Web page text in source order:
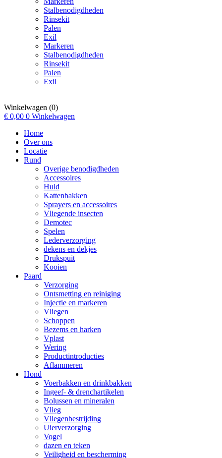
Stalbenodigdheden
Rinsekit
Palen
Exil
Markeren
Stalbenodigdheden
Rinsekit
Palen
Exil
Winkelwagen (0)
€ 0,00 0 Winkelwagen
Home
Over ons
Locatie
Rund
Overige benodigdheden
Accessoires
Huid
Kattenbakken
Sprayers en accessoires
Vliegende insecten
Demotec
Spelen
Lederverzorging
dekens en dekjes
Drukspuit
Kooien
Paard
Verzorging
Ontsmetting en reiniging
Injectie en markeren
Vliegen
Schoppen
Bezems en harken
Vplast
Wering
Productintroducties
Aflammeren
Hond
Voerbakken en drinkbakken
Ingeef- & drenchartikelen
Bolussen en mineralen
Vlieg
Vliegenbestrijding
Uierverzorging
Vogel
dazen en teken
Veiligheid en bescherming